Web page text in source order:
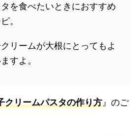
を食べたいときにおすすめ
。
リームが大根にとってもよ
すよ。
クリームパスタの作り方 』のご